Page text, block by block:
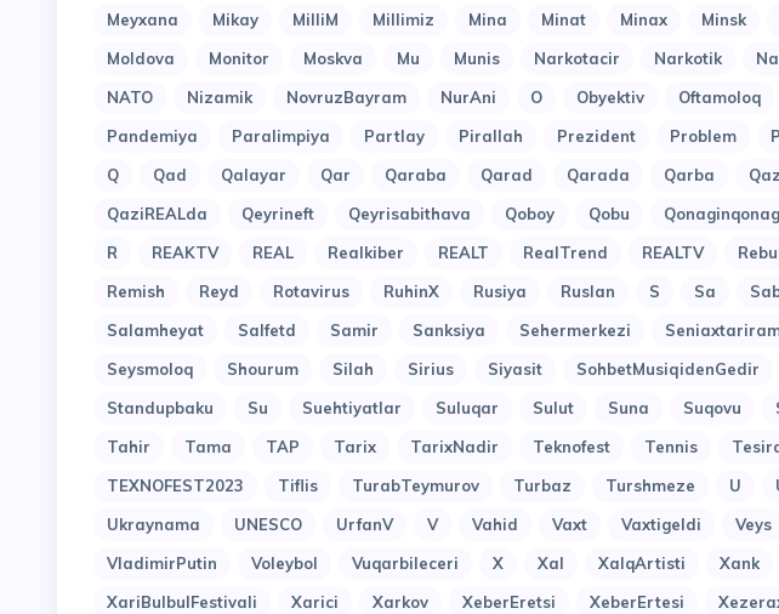
Meyxana
Mikay MilliM Millimiz Mina Minat Minax Minsk
Moldova
Monitor Moskva Mu Munis Narkotacir Narkotik
NATO
Nizamik NovruzBayram NurAni O Obyektiv Oftamoloq
Pandemiya
Paralimpiya Partlay Pirallah Prezident Problem
Q
Qad Qalayar Qar Qaraba Qarad Qarada Qarba
QaziREALda
Qeyrineft Qeyrisabithava Qoboy Qobu
R
REAKTV REAL Realkiber REALT RealTrend REALTV
Remish
Reyd Rotavirus RuhinX Rusiya Ruslan S Sa
Salamheyat
Salfetd Samir Sanksiya Sehermerkezi
Seysmoloq
Shourum Silah Sirius Siyasit SohbetMusiqidenGedir
Standupbaku
Su Suehtiyatlar Suluqar Sulut Suna Suqovu
Tahir
Tama TAP Tarix TarixNadir Teknofest Tennis
TEXNOFEST2023
Tiflis TurabTeymurov Turbaz Turshmeze U
Ukraynama
UNESCO UrfanV V Vahid Vaxt Vaxtigeldi Veys
VladimirPutin
Voleybol Vuqarbileceri X Xal XalqArtisti Xank
XariBulbulFestivali
Xarici Xarkov XeberEretsi XeberErtesi